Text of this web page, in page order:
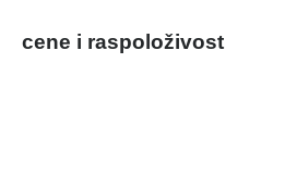
cene i raspoloživost